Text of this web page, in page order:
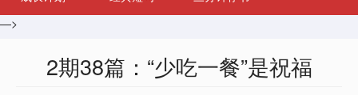
—>
2期38篇：“少吃一餐”是祝福